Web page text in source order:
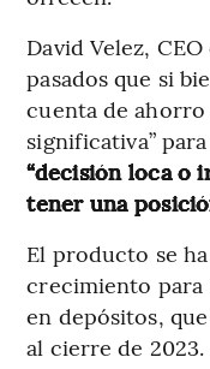
David Velez,
pasados que si
cuenta de
significativa”
“decisión loca o
tener una
El producto se
crecimiento
en depósitos,
al cierre de 2023.